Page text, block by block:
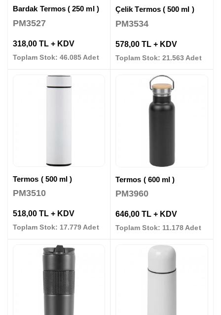
Bardak Termos ( 250 ml )
PM3527
318,00 TL + KDV
Toplam Stok: 46.085 Adet
Çelik Termos ( 500 ml )
PM3534
578,00 TL + KDV
Toplam Stok: 21.563 Adet
Termos ( 500 ml )
PM3510
518,00 TL + KDV
Toplam Stok: 17.779 Adet
Termos ( 600 ml )
PM3960
646,00 TL + KDV
Toplam Stok: 11.178 Adet